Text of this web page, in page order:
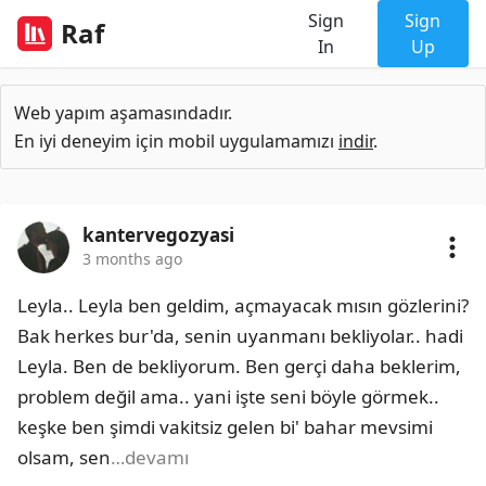
Raf
Sign
In
Sign
Up
Web yapım aşamasındadır.
En iyi deneyim için mobil uygulamamızı indir.
kantervegozyasi
3 months ago
Leyla.. Leyla ben geldim, açmayacak mısın gözlerini?
Bak herkes bur'da, senin uyanmanı bekliyolar.. hadi
Leyla. Ben de bekliyorum. Ben gerçi daha beklerim,
problem değil ama.. yani işte seni böyle görmek..
keşke ben şimdi vakitsiz gelen bi' bahar mevsimi
olsam, sen…devamı